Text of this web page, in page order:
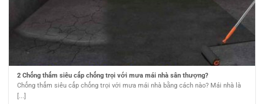
2 Chống thấm siêu cấp chống trọi với mưa mái nhà sân thượng?
Chống thấm siêu cấp chống trọi với mưa mái nhà bằng cách nào? Mái nhà là
[...]